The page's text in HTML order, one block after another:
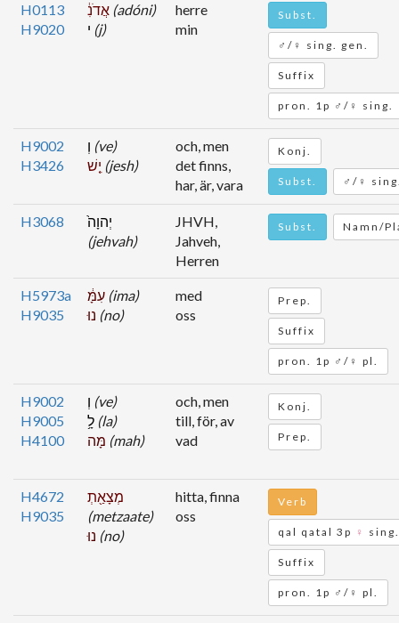
H0113
H9020
(adóni)
(j)
herre
min
Subst.
♂/♀ sing. gen.
Suffix
pron. 1p ♂/♀ sing.
H9002
H3426
(ve)
(jesh)
och, men
det finns,
har, är, vara
Konj.
Subst. ♂/♀
H3068
יְהוָה֙
(jehvah)
JHVH,
Jahveh,
Herren
Subst. Namn/
H5973a
H9035
(ima)
(no)
med
oss
Prep.
Suffix
pron. 1p ♂/♀ pl.
H9002
H9005
H4100
(ve)
(la)
(mah)
och, men
till, för, av
vad
Konj.
Prep.
H4672
H9035
מְצָאַ֖תְ
(metzaate)
(no)
hitta, finna
oss
Verb
qal qatal 3p ♀ sing.
Suffix
pron. 1p ♂/♀ pl.